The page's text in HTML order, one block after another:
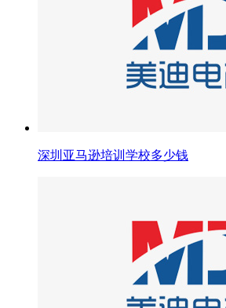
深圳亚马逊培训学校多少钱